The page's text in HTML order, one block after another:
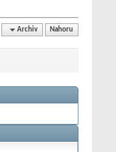
Archiv Nahoru